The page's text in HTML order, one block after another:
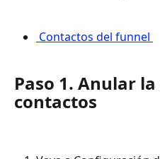
Contactos del funnel
Paso 1. Anular
contactos